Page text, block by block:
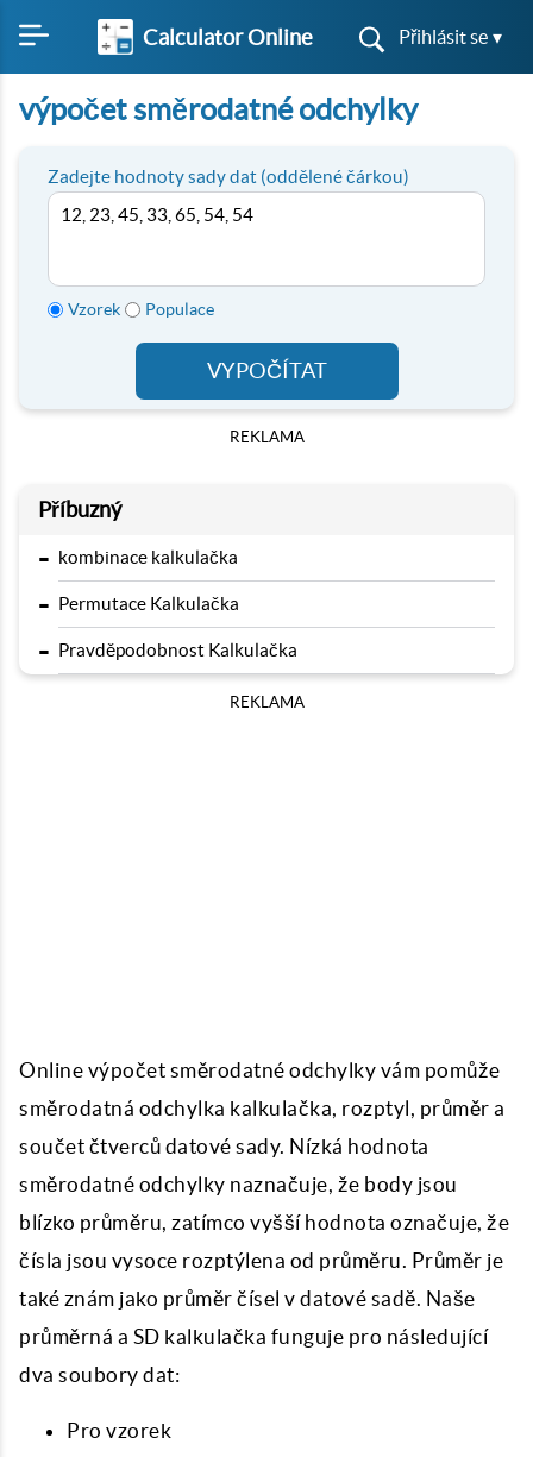
Calculator Online Přihlásit se ▾
výpočet směrodatné odchylky
Zadejte hodnoty sady dat (oddělené čárkou)
Vzorek Populace
VYPOČÍTAT
REKLAMA
Příbuzný
- kombinace kalkulačka
- Permutace Kalkulačka
- Pravděpodobnost Kalkulačka
REKLAMA
Online výpočet směrodatné odchylky vám pomůže
směrodatná odchylka kalkulačka, rozptyl, průměr a
součet čtverců datové sady. Nízká hodnota
směrodatné odchylky naznačuje, že body jsou
blízko průměru, zatímco vyšší hodnota označuje, že
čísla jsou vysoce rozptýlena od průměru. Průměr je
také znám jako průměr čísel v datové sadě. Naše
průměrná a SD kalkulačka funguje pro následující
dva soubory dat:
Pro vzorek